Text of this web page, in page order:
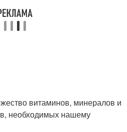
витаминов, минералов и
необходимых нашему